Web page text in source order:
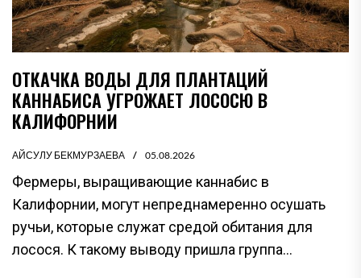
ОТКАЧКА ВОДЫ ДЛЯ ПЛАНТАЦИЙ
КАННАБИСА УГРОЖАЕТ ЛОСОСЮ В
КАЛИФОРНИИ
АЙСУЛУ БЕКМУРЗАЕВА 05.08.2026
Фермеры, выращивающие каннабис в
Калифорнии, могут непреднамеренно осушать
ручьи, которые служат средой обитания для
лосося. К такому выводу пришла группа...